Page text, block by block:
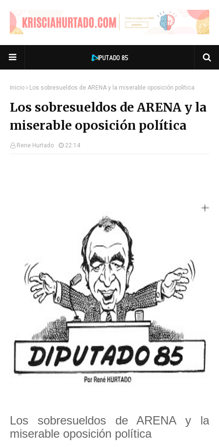
Inicio Los sobresueldos de ARENA y la miserable oposición política
Los sobresueldos de ARENA y la
miserable oposición política
Rene Hurtado 22:14
Los sobresueldos de ARENA y la
miserable oposición política